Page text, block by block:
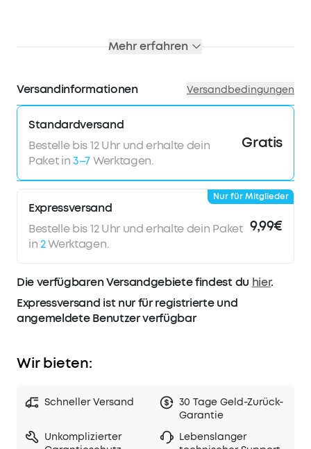
Mehr erfahren
Versandinformationen Versandbedingungen
Standardversand
Bestelle bis 12 Uhr und erhalte dein
Paket in3–7Werktagen.
Gratis
Expressversand
Bestelle bis 12 Uhr und erhalte dein Paket
in2Werktagen.
9,99€
Nur für Mitglieder
Die verfügbaren Versandgebiete findest du hier.
Expressversand ist nur für registrierte und
angemeldete Benutzer verfügbar
Wir bieten:
Schneller Versand
30 Tage Geld-Zurück-
Garantie
Unkomplizierter
Lebenslanger